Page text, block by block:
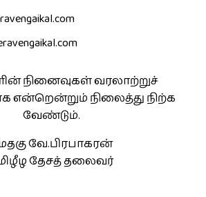
நினைவுகள் வரலாற்றுச்
என்றென்றும் நிலைத்து நிற்க
வேண்டும்.
வே.பிரபாகரன்
தேசத் தலைவர்